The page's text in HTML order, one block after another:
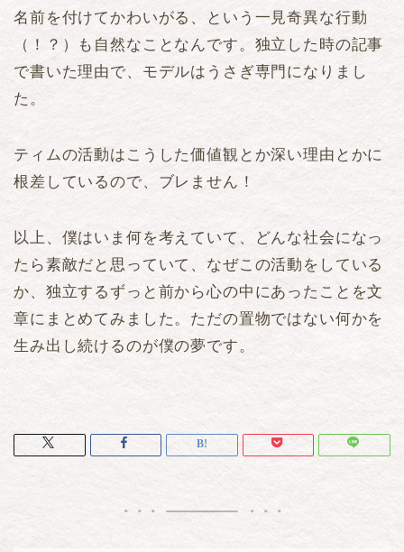
名前を付けてかわいがる、という一見奇異な行動
（！？）も自然なことなんです。独立した時の記事
で書いた理由で、モデルはうさぎ専門になりまし
た。
ティムの活動はこうした価値観とか深い理由とかに
根差しているので、ブレません！
以上、僕はいま何を考えていて、どんな社会になっ
たら素敵だと思っていて、なぜこの活動をしている
か、独立するずっと前から心の中にあったことを文
章にまとめてみました。ただの置物ではない何かを
生み出し続けるのが僕の夢です。